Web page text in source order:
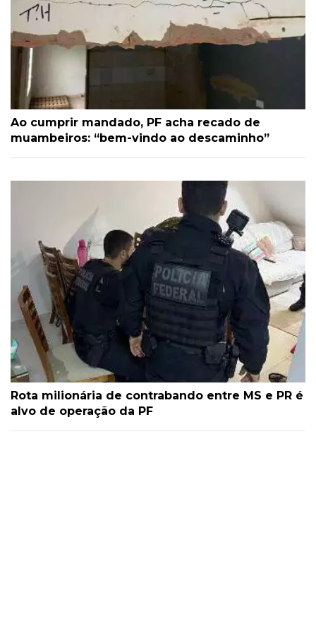
Ao cumprir mandado, PF acha recado de
muambeiros: “bem-vindo ao descaminho”
Rota milionária de contrabando entre MS e PR é
alvo de operação da PF